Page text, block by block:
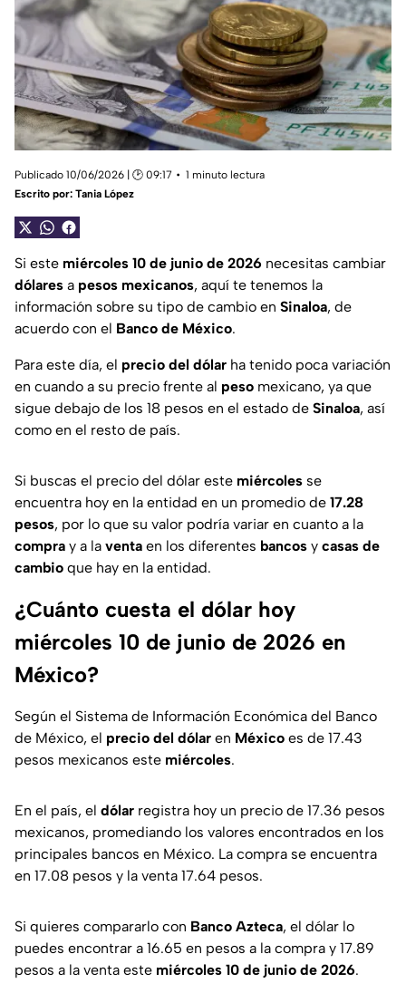
Publicado 10/06/2026 | 🕑 09:17
1 minuto lectura
Escrito por: Tania López
Si este miércoles 10 de junio de 2026 necesitas cambiar
dólares a pesos mexicanos, aquí te tenemos la
información sobre su tipo de cambio en Sinaloa, de
acuerdo con el Banco de México.
Para este día, el precio del dólar ha tenido poca variación
en cuando a su precio frente al peso mexicano, ya que
sigue debajo de los 18 pesos en el estado de Sinaloa, así
como en el resto de país.
Si buscas el precio del dólar este miércoles se
encuentra hoy en la entidad en un promedio de 17.28
pesos, por lo que su valor podría variar en cuanto a la
compra y a la venta en los diferentes bancos y casas de
cambio que hay en la entidad.
¿Cuánto cuesta el dólar hoy
miércoles 10 de junio de 2026 en
México?
Según el Sistema de Información Económica del Banco
de México, el precio del dólar en México es de 17.43
pesos mexicanos este miércoles.
En el país, el dólar registra hoy un precio de 17.36 pesos
mexicanos, promediando los valores encontrados en los
principales bancos en México. La compra se encuentra
en 17.08 pesos y la venta 17.64 pesos.
Si quieres compararlo con Banco Azteca, el dólar lo
puedes encontrar a 16.65 en pesos a la compra y 17.89
pesos a la venta este miércoles 10 de junio de 2026.